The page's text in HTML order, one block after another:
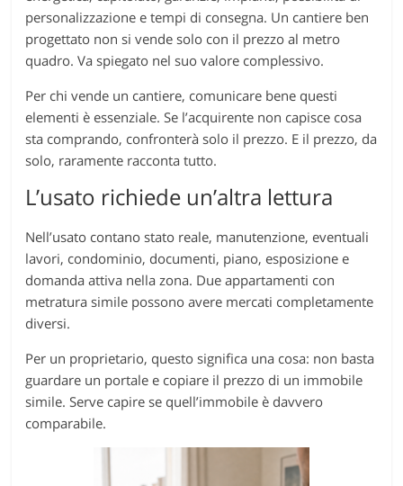
personalizzazione e tempi di consegna. Un cantiere ben
progettato non si vende solo con il prezzo al metro
quadro. Va spiegato nel suo valore complessivo.
Per chi vende un cantiere, comunicare bene questi
elementi è essenziale. Se l’acquirente non capisce cosa
sta comprando, confronterà solo il prezzo. E il prezzo, da
solo, raramente racconta tutto.
L’usato richiede un’altra lettura
Nell’usato contano stato reale, manutenzione, eventuali
lavori, condominio, documenti, piano, esposizione e
domanda attiva nella zona. Due appartamenti con
metratura simile possono avere mercati completamente
diversi.
Per un proprietario, questo significa una cosa: non basta
guardare un portale e copiare il prezzo di un immobile
simile. Serve capire se quell’immobile è davvero
comparabile.